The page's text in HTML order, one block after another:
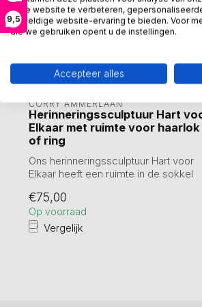
9,5
CORRY AMMERLAAN
Herinneringssculptuur Hart
Elkaar met ruimte voor haarlok
of ring
Ons herinneringssculptuur Hart voor
Elkaar heeft een ruimte in de sokkel
€75,00
Op voorraad
Vergelijk
onze website te verbeteren,
geweldige website-ervaring te bieden. Voor
die we gebruiken opent u de instellingen.
Accepteer alles